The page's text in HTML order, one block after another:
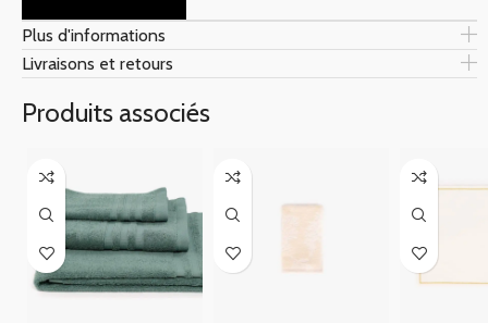
Plus d'informations
Livraisons et retours
Produits associés